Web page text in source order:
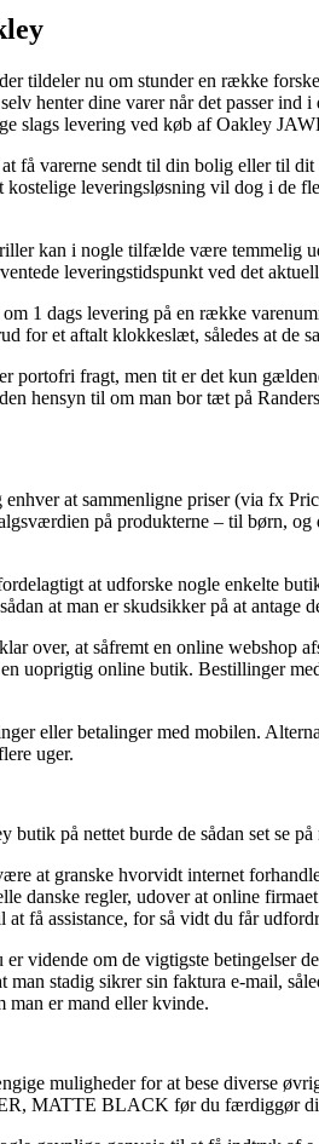
tildeler nu om stunder en række
henter dine varer når det passer
slags levering ved køb af Oakley
få varerne sendt til din bolig eller til dit
kostelige leveringsløsning vil dog i de
kan i nogle tilfælde være temmelig
leveringstidspunkt ved det
1 dags levering på en række
for et aftalt klokkeslæt, således at de
portofri fragt, men tit er det kun
hensyn til om man bor tæt på
at sammenligne priser (via fx
på produkterne – til børn,
at udforske nogle enkelte
at man er skudsikker på at antage
over, at såfremt en online webshop
uoprigtig online butik. Bestillinger
eller betalinger med mobilen.
uger.
butik på nettet burde de sådan set se
at granske hvorvidt internet
danske regler, udover at online
få assistance, for så vidt du får
vidende om de vigtigste betingelser
man stadig sikrer sin faktura e-mail,
er mand eller kvinde.
muligheder for at bese diverse
MATTE BLACK før du færdiggør